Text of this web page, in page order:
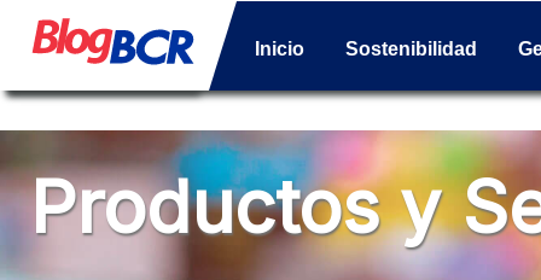
Inicio Sostenibilidad
Productos y